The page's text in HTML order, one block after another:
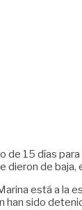
15 días
de
está a
sido